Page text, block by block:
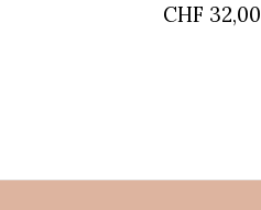
CHF 32,00